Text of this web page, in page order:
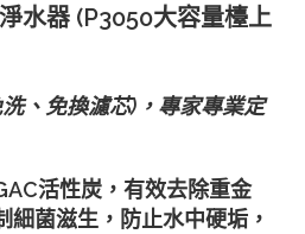
水器 (P3050大容量檯上
、免換濾芯) ，專家專業定
活性炭，有效去除重金
細菌滋生，防止水中硬垢，